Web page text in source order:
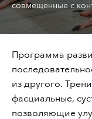
совмещенные с
Программа
из другого.
фасциальные,
позволяющие